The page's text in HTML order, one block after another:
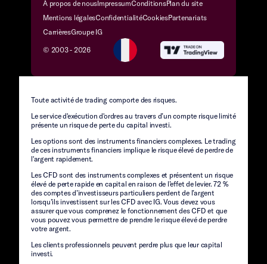
À propos de nousImpressumConditionsPlan du site
Mentions légalesConfidentialitéCookiesPartenariats
CarrièresGroupe IG
© 2003 - 2026
Toute activité de trading comporte des risques.
Le service d'exécution d'ordres au travers d’un compte risque limité
présente un risque de perte du capital investi.
Les options sont des instruments financiers complexes. Le trading
de ces instruments financiers implique le risque élevé de perdre de
l'argent rapidement.
Les CFD sont des instruments complexes et présentent un risque
élevé de perte rapide en capital en raison de l’effet de levier. 72 %
des comptes d’investisseurs particuliers perdent de l’argent
lorsqu’ils investissent sur les CFD avec IG. Vous devez vous
assurer que vous comprenez le fonctionnement des CFD et que
vous pouvez vous permettre de prendre le risque élevé de perdre
votre argent.
Les clients professionnels peuvent perdre plus que leur capital
investi.